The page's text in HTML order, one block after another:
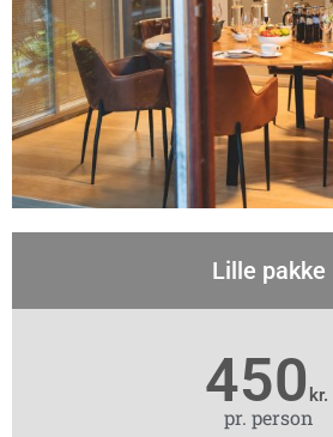
Lille pakke
450 kr.
pr. person